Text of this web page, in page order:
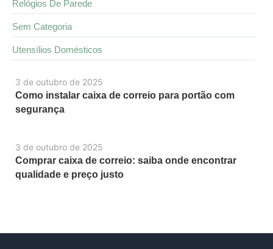
3 de outubro de 2025
Como instalar caixa de correio para portão com
segurança
3 de outubro de 2025
Comprar caixa de correio: saiba onde encontrar
qualidade e preço justo
Relógios De Parede
Sem Categoria
Utensílios Domésticos